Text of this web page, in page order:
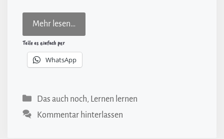
Mehr lesen…
Teile es einfach per
WhatsApp
Kategorien
Das auch noch, Lernen lernen
Kommentar hinterlassen